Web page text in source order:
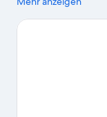
Du möchtest deinen